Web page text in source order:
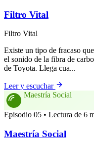
Filtro Vital
Filtro Vital
Existe un tipo de fracaso
el sonido de la fibra de
de Toyota. Llega cua...
Leer y escuchar
Maestría Social
Episodio 05 • Lectura de 6
Maestría Social